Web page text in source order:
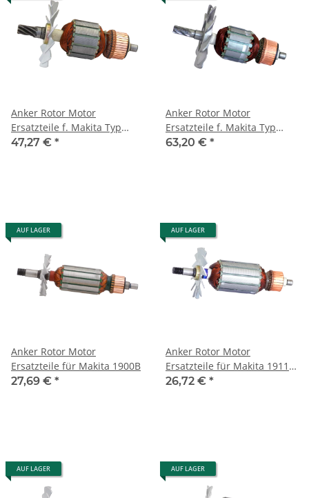
Anker Rotor Motor
Ersatzteile f. Makita Typ
HM1200B HM1200K
47,27 € *
Anker Rotor Motor
Ersatzteile f. Makita Typ
HR3850B HR3850K (514773-
63,20 € *
AUF LAGER
Anker Rotor Motor
Ersatzteile für Makita 1900B
27,69 € *
AUF LAGER
Anker Rotor Motor
Ersatzteile für Makita 1911B
(516083-5)
26,72 € *
AUF LAGER AUF LAGER